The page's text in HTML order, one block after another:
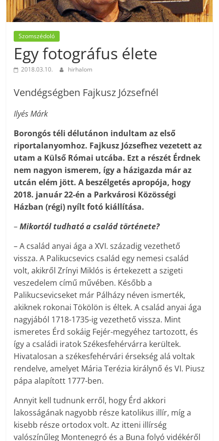
Szomszédoló
Egy fotográfus élete
2018.03.10. hirhalom
Vendégségben Fajkusz Józsefnél
Ilyés Márk
Borongós téli délutánon indultam az első
riportalanyomhoz. Fajkusz Józsefhez vezetett az
utam a Külső Római utcába. Ezt a részét Érdnek
nem nagyon ismerem, így a házigazda már az
utcán elém jött. A beszélgetés apropója, hogy
2018. január 22-én a Parkvárosi Közösségi
Házban (régi) nyílt fotó kiállítása.
–Mikortól tudható a család története?
– A család anyai ága a XVI. századig vezethető
vissza. A Palikucsevics család egy nemesi család
volt, akikről Zrínyi Miklós is értekezett a szigeti
veszedelem című művében. Később a
Palikucsevicseket már Pálházy néven ismerték,
akiknek rokonai Tökölön is éltek. A család anyai ága
nagyjából 1718-1735-ig vezethető vissza. Mint
ismeretes Érd sokáig Fejér-megyéhez tartozott, és
így a családi iratok Székesfehérvárra kerültek.
Hivatalosan a székesfehérvári érsekség alá voltak
rendelve, amelyet Mária Terézia királynő és VI. Piusz
pápa alapított 1777-ben.
Annyit kell tudnunk erről, hogy Érd akkori
lakosságának nagyobb része katolikus illír, míg a
kisebb része ortodox volt. Az itteni illírség
valószínűleg Montenegró és a Buna folyó vidékéről